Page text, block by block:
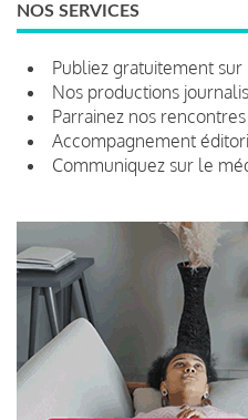
NOS SERVICES
Publiez gratuitement
Nos productions
Parrainez nos rencontres
Accompagnement
Communiquez sur le